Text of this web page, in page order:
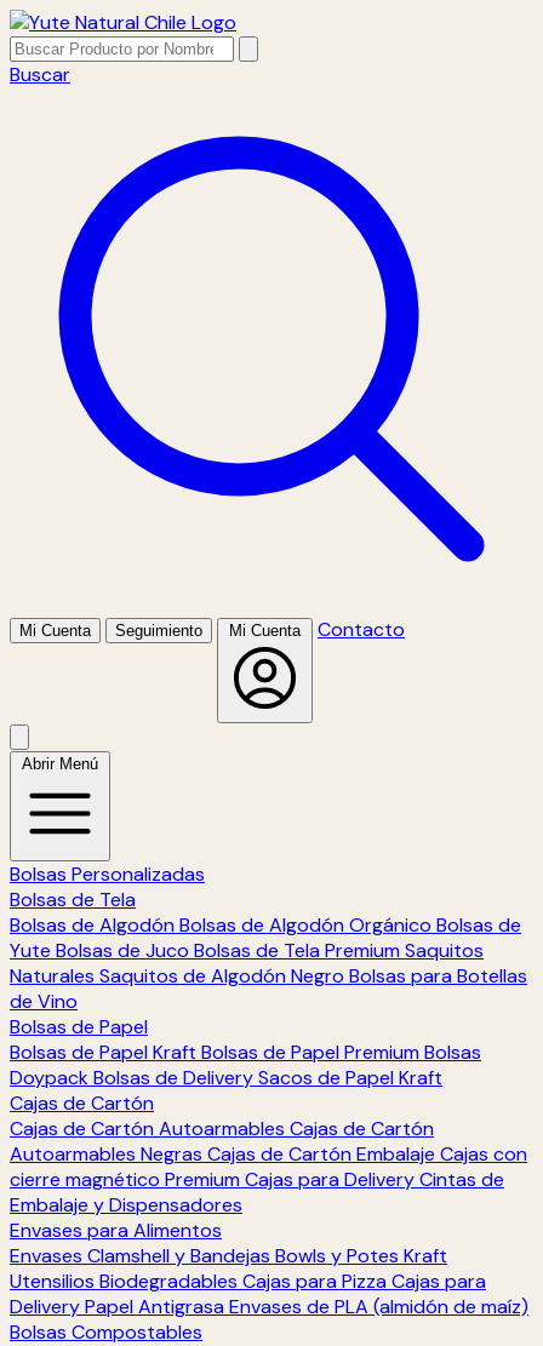
Buscar
Mi Cuenta Seguimiento Mi Cuenta Contacto
Abrir Menú
Bolsas Personalizadas
Bolsas de Tela
Bolsas de Algodón Bolsas de Algodón Orgánico Bolsas de
Yute Bolsas de Juco Bolsas de Tela Premium Saquitos
Naturales Saquitos de Algodón Negro Bolsas para Botellas
de Vino
Bolsas de Papel
Bolsas de Papel Kraft Bolsas de Papel Premium Bolsas
DoypackBolsas de DeliverySacos de Papel Kraft
Cajas de Cartón
Cajas de Cartón Autoarmables Cajas de Cartón
Autoarmables Negras Cajas de Cartón Embalaje Cajas con
cierre magnético Premium Cajas para DeliveryCintas de
Embalaje y Dispensadores
Envases para Alimentos
Envases Clamshell y Bandejas Bowls y Potes Kraft
Utensilios Biodegradables Cajas para Pizza Cajas para
DeliveryPapel Antigrasa Envases de PLA (almidón de maíz)
Bolsas Compostables